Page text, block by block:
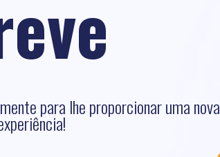
para lhe proporcionar uma nova